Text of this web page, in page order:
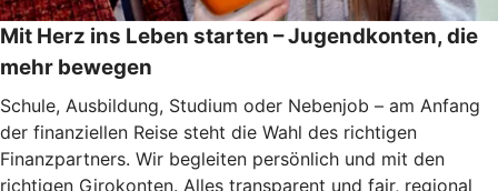
Mit Herz ins Leben starten – Jugendkonten, die
mehr bewegen
Schule, Ausbildung, Studium oder Nebenjob ­– am Anfang
der finanziellen Reise steht die Wahl des richtigen
Finanzpartners. Wir begleiten persönlich und mit den
richtigen Girokonten. Alles transparent und fair, regional